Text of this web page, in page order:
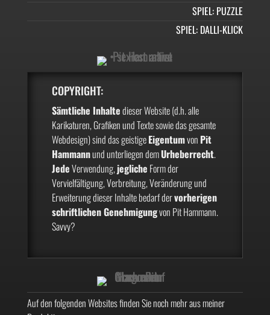
SPIEL: PUZZLE
SPIEL: DALLI-KLICK
COPYRIGHT:
Sämtliche Inhaltedieser Website (d.h. alle
Karikaturen, Grafiken und Texte sowie das gesamte
Webdesign) sind das geistigeEigentumvon Pit
Hammannund unterliegen demUrheberrecht.
JedeVerwendung, jegliche Form der
Vervielfältigung, Verbreitung, Veränderung und
Erweiterung dieser Inhalte bedarf dervorherigen
schriftlichen Genehmigungvon Pit Hammann.
Savvy?
Auf den folgenden Websites finden Sie noch mehr aus meiner